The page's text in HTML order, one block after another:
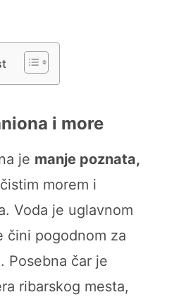
i more
je manje poznata,
morem i
Voda je uglavnom
čini pogodnom za
Posebna čar je
ribarskog mesta,